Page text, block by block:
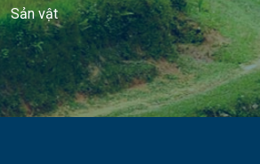
Sản vật